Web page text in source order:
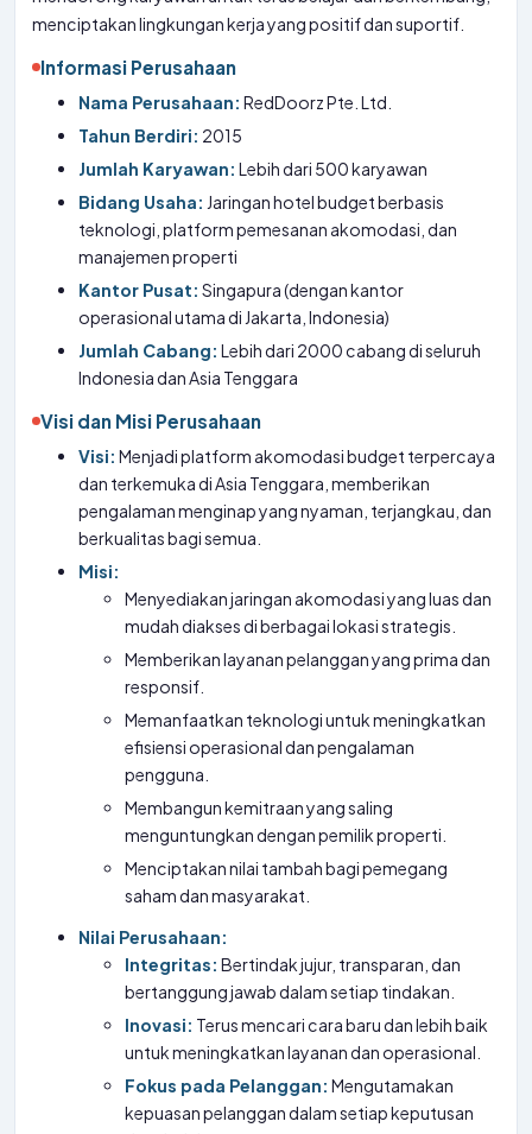
menciptakan lingkungan kerja yang positif dan suportif.
Informasi Perusahaan
Nama Perusahaan: RedDoorz Pte. Ltd.
Tahun Berdiri: 2015
Jumlah Karyawan: Lebih dari 500 karyawan
Bidang Usaha: Jaringan hotel budget berbasis
teknologi, platform pemesanan akomodasi, dan
manajemen properti
Kantor Pusat: Singapura (dengan kantor
operasional utama di Jakarta, Indonesia)
Jumlah Cabang: Lebih dari 2000 cabang di seluruh
Indonesia dan Asia Tenggara
Visi dan Misi Perusahaan
Visi: Menjadi platform akomodasi budget terpercaya
dan terkemuka di Asia Tenggara, memberikan
pengalaman menginap yang nyaman, terjangkau, dan
berkualitas bagi semua.
Misi:
Menyediakan jaringan akomodasi yang luas dan
mudah diakses di berbagai lokasi strategis.
Memberikan layanan pelanggan yang prima dan
responsif.
Memanfaatkan teknologi untuk meningkatkan
efisiensi operasional dan pengalaman
pengguna.
Membangun kemitraan yang saling
menguntungkan dengan pemilik properti.
Menciptakan nilai tambah bagi pemegang
saham dan masyarakat.
Nilai Perusahaan:
Integritas: Bertindak jujur, transparan, dan
bertanggung jawab dalam setiap tindakan.
Inovasi: Terus mencari cara baru dan lebih baik
untuk meningkatkan layanan dan operasional.
Fokus pada Pelanggan: Mengutamakan
kepuasan pelanggan dalam setiap keputusan